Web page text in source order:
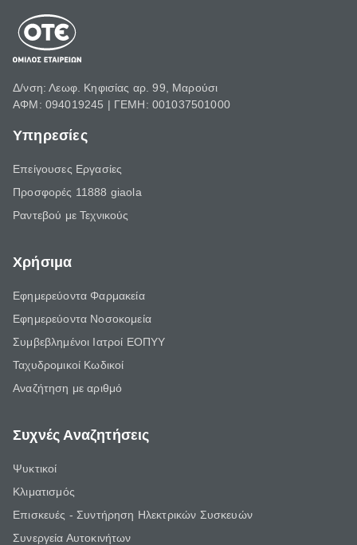
Δ/νση: Λεωφ. Κηφισίας αρ. 99, Μαρούσι
ΑΦΜ: 094019245 | ΓΕΜΗ: 001037501000
Υπηρεσίες
Επείγουσες Εργασίες
Προσφορές 11888 giaola
Ραντεβού με Τεχνικούς
Χρήσιμα
Εφημερεύοντα Φαρμακεία
Εφημερεύοντα Νοσοκομεία
Συμβεβλημένοι Ιατροί ΕΟΠΥΥ
Ταχυδρομικοί Κωδικοί
Αναζήτηση με αριθμό
Συχνές Αναζητήσεις
Ψυκτικοί
Κλιματισμός
Επισκευές - Συντήρηση Ηλεκτρικών Συσκευών
Συνεργεία Αυτοκινήτων